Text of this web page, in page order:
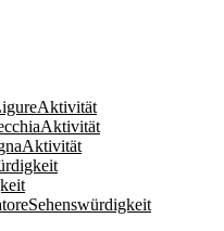
Aktivität
Aktivität
Aktivität
Sehenswürdigkeit